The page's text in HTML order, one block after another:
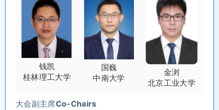
钱凯
桂林理工大学
国巍
中南大学
金浏
北京工业大学
大会副主席Co-Chairs